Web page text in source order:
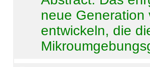
neue Generation
entwickeln, die